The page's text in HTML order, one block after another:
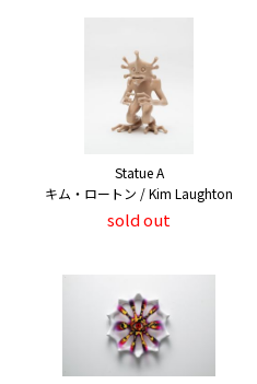
Statue A
キム・ロートン / Kim Laughton
sold out